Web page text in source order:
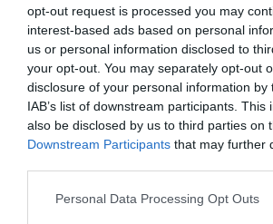
opt-out request is processed you may
interest-based ads based on personal
us or personal information disclosed to
your opt-out. You may separately opt-out
disclosure of your personal information by
IAB’s list of downstream participants. This
also be disclosed by us to third parties on
Downstream Participants that may further
Personal Data Processing Opt Outs
2. & 3.